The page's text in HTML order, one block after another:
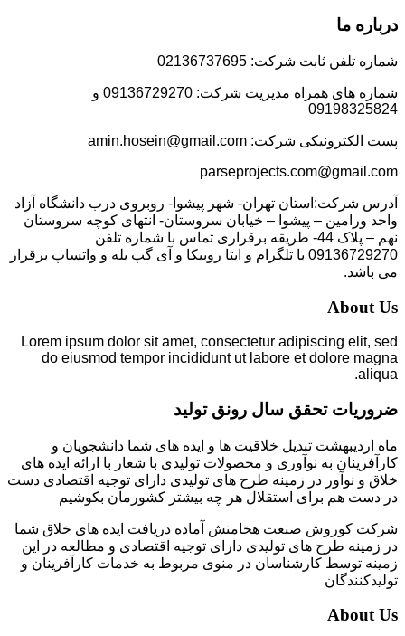
درباره ما
شماره تلفن ثابت شرکت: 02136737695
شماره های همراه مدیریت شرکت: 09136729270 و
09198325824
پست الکترونیکی شرکت: amin.hosein@gmail.com
parseprojects.com@gmail.com
آدرس شرکت:استان تهران- شهر پیشوا- روبروی درب دانشگاه آزاد
واحد ورامین – پیشوا – خیابان سروستان- انتهای کوچه سروستان
نهم – پلاک 44- طریقه برقراری تماس با شماره تلفن
09136729270 با تلگرام و ایتا روبیکا و آی گپ بله و واتساپ برقرار
می باشد.
About Us
Lorem ipsum dolor sit amet, consectetur adipiscing elit, sed
do eiusmod tempor incididunt ut labore et dolore magna
aliqua.
ضروریات تحقق سال رونق تولید
ماه اردیبهشت تبدیل خلاقیت ها و ایده های شما دانشجویان و
کارآفرینان به نوآوری و محصولات تولیدی با شعار با ارائه ایده های
خلاق و نوآور در زمینه طرح های تولیدی دارای توجیه اقتصادی دست
در دست هم برای استقلال هر چه بیشتر کشورمان بکوشیم
شرکت کوروش صنعت هخامنش آماده دریافت ایده های خلاق شما
در زمینه طرح های تولیدی دارای توجیه اقتصادی و مطالعه در این
زمینه توسط کارشناسان در منوی مربوط به خدمات کارآفرینان و
تولیدکنندگان
About Us